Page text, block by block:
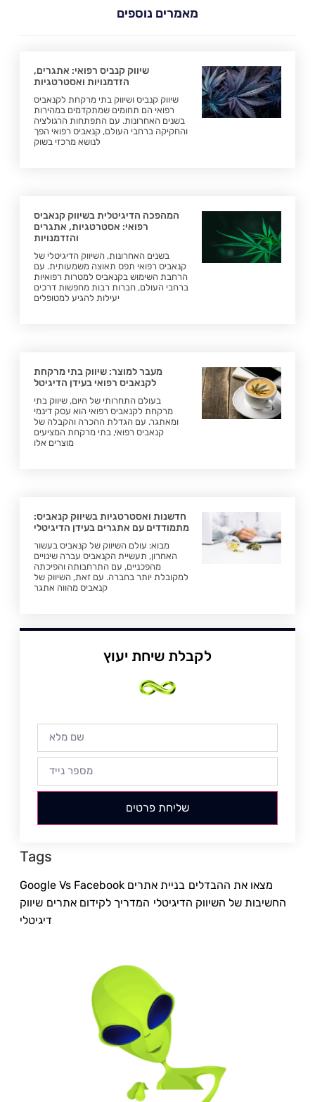
מאמרים נוספים
שיווק קנביס רפואי: אתגרים,
הזדמנויות ואסטרטגיות
שיווק קנביס ושיווק בתי מרקחת לקנאביס
רפואי הם תחומים שמתקדמים במהירות
בשנים האחרונות. עם התפתחות הרגולציה
והחקיקה ברחבי העולם, קנאביס רפואי הפך
לנושא מרכזי בשוק
המהפכה הדיגיטלית בשיווק קנאביס
רפואי: אסטרטגיות, אתגרים
והזדמנויות
בשנים האחרונות, השיווק הדיגיטלי של
קנאביס רפואי תפס תאוצה משמעותית. עם
הרחבת השימוש בקנאביס למטרות רפואיות
ברחבי העולם, חברות רבות מחפשות דרכים
יעילות להגיע למטופלים
מעבר למוצר: שיווק בתי מרקחת
לקנאביס רפואי בעידן הדיגיטל
בעולם התחרותי של היום, שיווק בתי
מרקחת לקנאביס רפואי הוא עסק דינמי
ומאתגר. עם הגדלת ההכרה והקבלה של
קנאביס רפואי, בתי מרקחת המציעים
מוצרים אלו
חדשנות ואסטרטגיות בשיווק קנאביס:
מתמודדים עם אתגרים בעידן הדיגיטלי
מבוא: עולם השיווק של קנאביס בעשור
האחרון, תעשיית הקנאביס עברה שינויים
מהפכניים, עם התרחבותה והפיכתה
למקובלת יותר בחברה. עם זאת, השיווק של
קנאביס מהווה אתגר
לקבלת שיחת יעוץ
שליחת פרטים
Tags
Google Vs Facebook מצאו את ההבדלים בניית אתרים
החשיבות של השיווק הדיגיטלי המדריך לקידום אתרים שיווק
דיגיטלי